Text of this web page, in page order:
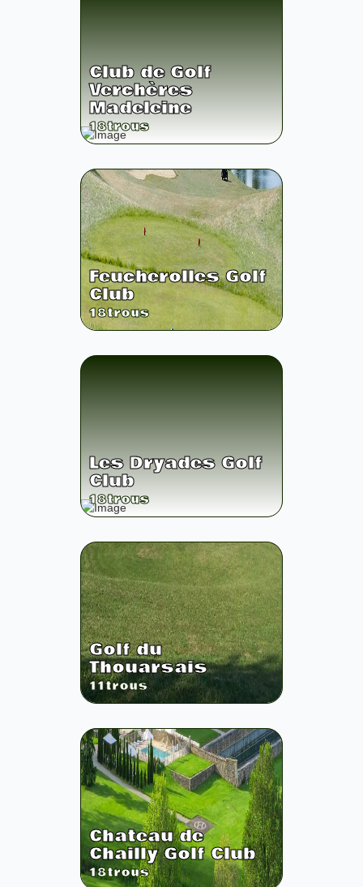
Club de Golf
Verchères
Madeleine
18trous
Feucherolles Golf
Club
18trous
Les Dryades Golf
Club
18trous
Golf du
Thouarsais
11trous
Chateau de
Chailly Golf Club
18trous